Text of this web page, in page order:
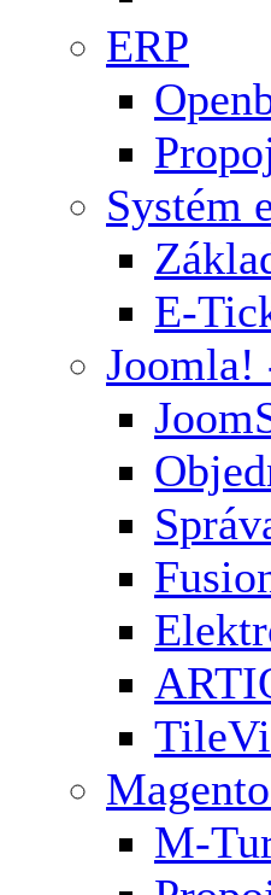
ERP
Systém
E-
Joomla!
M-